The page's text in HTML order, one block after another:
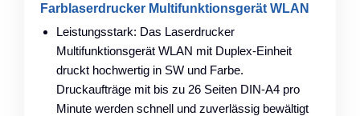
Farblaserdrucker Multifunktionsgerät WLAN
Leistungsstark: Das Laserdrucker
Multifunktionsgerät WLAN mit Duplex-Einheit
druckt hochwertig in SW und Farbe.
Druckaufträge mit bis zu 26 Seiten DIN-A4 pro
Minute werden schnell und zuverlässig bewältigt